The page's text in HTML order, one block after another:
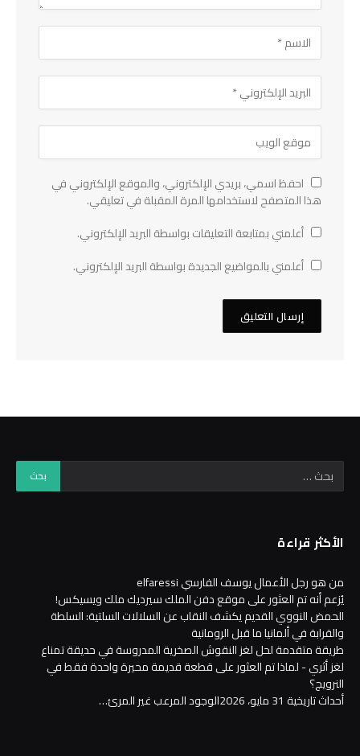
احفظ اسمي، بريدي الإلكتروني، والموقع الإلكتروني في
هذا المتصفح لاستخدامها المرة المقبلة في تعليقي.
أعلمني بمتابعة التعليقات بواسطة البريد الإلكتروني.
أعلمني بالمواضيع الجديدة بواسطة البريد الإلكتروني.
الأكثر قراءة
من هو رجل الأعمال يوسف الفارسي elfaressi
يُزعم أنه تم العثور على موقع دفن الملك سيرديك ملك ويسيكس!
الحمض النووي القديم يكشف النقاب عن السلالات السلتية: السلطة
والقرابة في ألمانيا ما قبل الرومانية
طريقة متقدمة لحل لغز النقوش الصخرية المدروسة في حديقة تمناع
لغز أثري - لماذا تم العثور على قطعة قديمة محيرة واحدة فقط في
النرويج؟
أحداث تاريخية 31 مايو، 2026الوجود المرعب غير المرئ…